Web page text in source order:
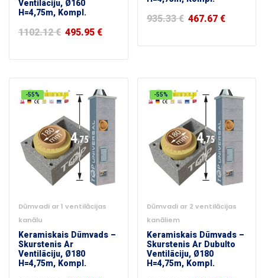
Ventilāciju, Ø160
H=4,75m, Kompl.
1102.12€ 495.95€
935.33€ 467.67€
-55%
Dūmvadi ar 1 ventilācijas
kanālu
Keramiskais Dūmvads –
Skurstenis Ar
Ventilāciju, Ø180
H=4,75m, Kompl.
-55%
Dūmvadi ar 2 ventilācijas
kanāliem
Keramiskais Dūmvads –
Skurstenis Ar Dubulto
Ventilāciju, Ø180
H=4,75m, Kompl.